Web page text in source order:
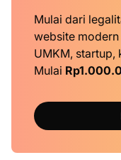
Mulai dari
website
UMKM, startup,
Mulai